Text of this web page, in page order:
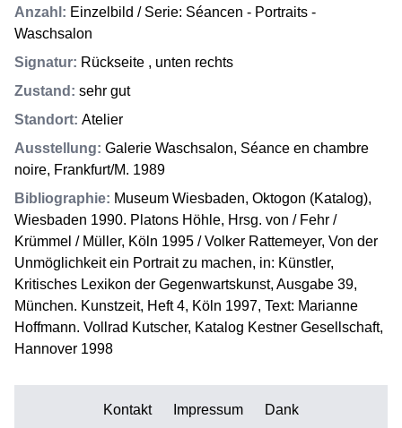
Anzahl : Einzelbild / Serie: Séancen - Portraits -
Waschsalon
Signatur: Rückseite , unten rechts
Zustand : sehr gut
Standort: Atelier
Ausstellung: Galerie Waschsalon, Séance en chambre
noire, Frankfurt/M. 1989
Bibliographie: Museum Wiesbaden, Oktogon (Katalog),
Wiesbaden 1990. Platons Höhle, Hrsg. von / Fehr /
Krümmel / Müller, Köln 1995 / Volker Rattemeyer, Von der
Unmöglichkeit ein Portrait zu machen, in: Künstler,
Kritisches Lexikon der Gegenwartskunst, Ausgabe 39,
München. Kunstzeit, Heft 4, Köln 1997, Text: Marianne
Hoffmann. Vollrad Kutscher, Katalog Kestner Gesellschaft,
Hannover 1998
Kontakt Impressum Dank